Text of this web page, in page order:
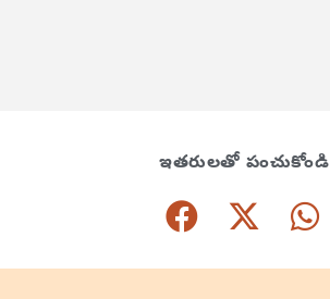
ఇతరులతో పంచుకోండి